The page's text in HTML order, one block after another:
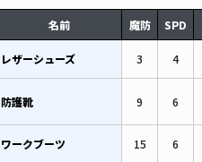
名前 魔防 SPD
レザーシューズ 3 4
防護靴 9 6
ワークブーツ
15 6